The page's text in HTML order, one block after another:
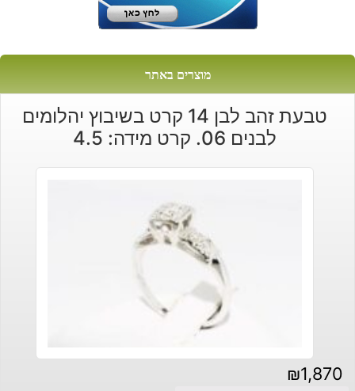
מוצרים באתר
טבעת זהב לבן 14 קרט בשיבוץ יהלומים
לבנים 06. קרט מידה: 4.5
₪1,870